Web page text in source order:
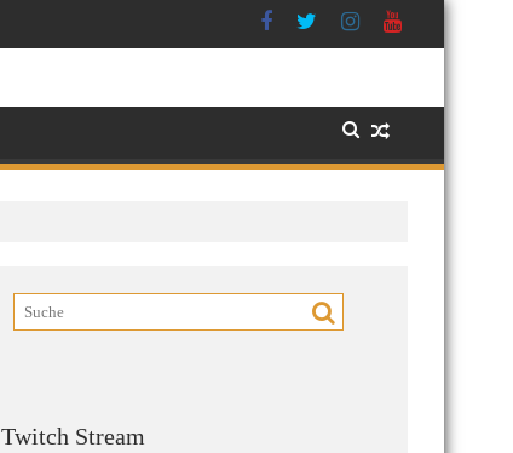
Twitch Stream